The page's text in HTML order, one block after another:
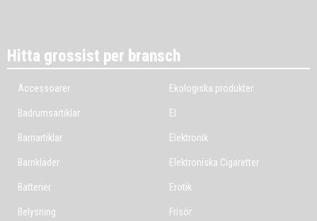
Hitta grossist per bransch
Accessoarer
Badrumsartiklar
Barnartiklar
Barnkläder
Batterier
Belysning
Ekologiska produkter
El
Elektronik
Elektroniska Cigaretter
Erotik
Frisör